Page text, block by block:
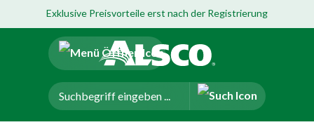
Hauptinhalt springen
Zur Navigation der B2B-Plattform springen
Exklusive Preisvorteile erst nach der Registrierung